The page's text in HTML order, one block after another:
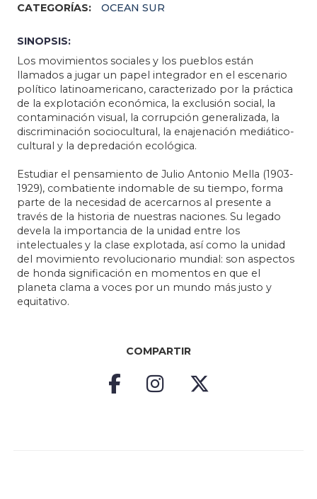
CATEGORÍAS:
OCEAN SUR
SINOPSIS:
Los movimientos sociales y los pueblos están
llamados a jugar un papel integrador en el escenario
político latinoamericano, caracterizado por la práctica
de la explotación económica, la exclusión social, la
contaminación visual, la corrupción generalizada, la
discriminación sociocultural, la enajenación mediático-
cultural y la depredación ecológica.
Estudiar el pensamiento de Julio Antonio Mella (1903-
1929), combatiente indomable de su tiempo, forma
parte de la necesidad de acercarnos al presente a
través de la historia de nuestras naciones. Su legado
devela la importancia de la unidad entre los
intelectuales y la clase explotada, así como la unidad
del movimiento revolucionario mundial: son aspectos
de honda significación en momentos en que el
planeta clama a voces por un mundo más justo y
equitativo.
COMPARTIR